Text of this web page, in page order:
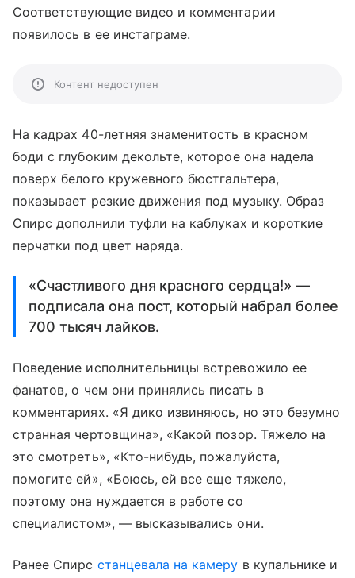
Соответствующие видео и комментарии
появилось в ее инстаграме.
Контент недоступен
На кадрах 40-летняя знаменитость в красном
боди с глубоким декольте, которое она надела
поверх белого кружевного бюстгальтера,
показывает резкие движения под музыку. Образ
Спирс дополнили туфли на каблуках и короткие
перчатки под цвет наряда.
«Счастливого дня красного сердца!» —
подписала она пост, который набрал более
700 тысяч лайков.
Поведение исполнительницы встревожило ее
фанатов, о чем они принялись писать в
комментариях. «Я дико извиняюсь, но это безумно
странная чертовщина», «Какой позор. Тяжело на
это смотреть», «Кто-нибудь, пожалуйста,
помогите ей», «Боюсь, ей все еще тяжело,
поэтому она нуждается в работе со
специалистом», — высказывались они.
Ранее Спирс станцевала на камеру в купальнике и